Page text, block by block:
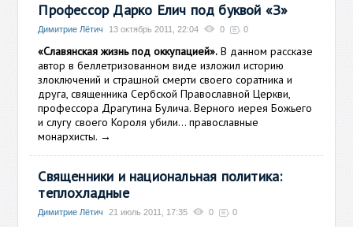
Профессор Дарко Елич под буквой «З»
Димитрие Лётич 13 октябрь 2011, 22:04 0 0
«Славянская жизнь под оккупацией». В данном рассказе
автор в беллетризованном виде изложил историю
злоключений и страшной смерти своего соратника и
друга, священника Сербской Православной Церкви,
профессора Драгутина Булича. Верного иерея Божьего
и слугу своего Короля убили… православные
монархисты. →
Священники и национальная политика:
теплохладные
Димитрие Лётич 21 июль 2011, 17:35 0 0